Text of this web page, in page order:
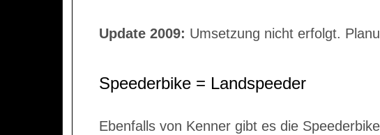
Update 2009: Umsetzung nicht erfolgt.
Speederbike = Landspeeder
Ebenfalls von Kenner gibt es die